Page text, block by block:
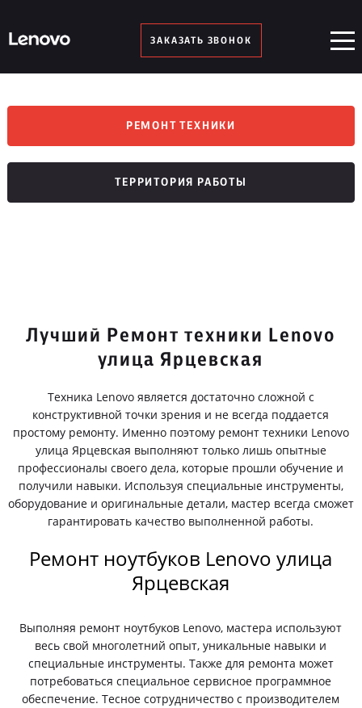
ЗАКАЗАТЬ ЗВОНОК
РЕМОНТ ТЕХНИКИ
ТЕРРИТОРИЯ РАБОТЫ
Лучший Ремонт техники Lenovo
улица Ярцевская
Техника Lenovo является достаточно сложной с
конструктивной точки зрения и не всегда поддается
простому ремонту. Именно поэтому ремонт техники Lenovo
улица Ярцевская выполняют только лишь опытные
профессионалы своего дела, которые прошли обучение и
получили навыки. Используя специальные инструменты,
оборудование и оригинальные детали, мастер всегда сможет
гарантировать качество выполненной работы.
Ремонт ноутбуков Lenovo улица
Ярцевская
Выполняя ремонт ноутбуков Lenovo, мастера используют
весь свой многолетний опыт, уникальные навыки и
специальные инструменты. Также для ремонта может
потребоваться специальное сервисное программное
обеспечение. Тесное сотрудничество с производителем